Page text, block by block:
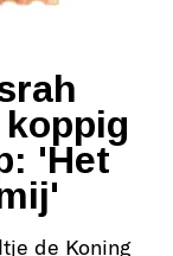
'Het
de Koning